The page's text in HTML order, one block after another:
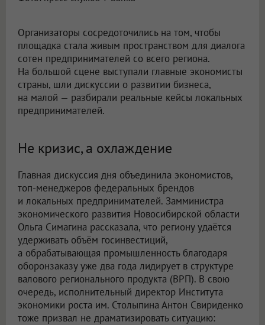
Организаторы сосредоточились на том, чтобы
площадка стала живым пространством для диалога
сотен предпринимателей со всего региона.
На большой сцене выступали главные экономисты
страны, шли дискуссии о развитии бизнеса,
на малой — разбирали реальные кейсы локальных
предпринимателей.
Не кризис, а охлаждение
Главная дискуссия дня объединила экономистов,
топ-менеджеров федеральных брендов
и локальных предпринимателей. Замминистра
экономического развития Новосибирской области
Ольга Симагина рассказала, что региону удаётся
удерживать объём госинвестиций,
а обрабатывающая промышленность благодаря
оборонзаказу уже два года лидирует в структуре
валового регионального продукта (ВРП). В свою
очередь, исполнительный директор Института
экономики роста им. Столыпина Антон Свириденко
тоже призвал не драматизировать ситуацию: